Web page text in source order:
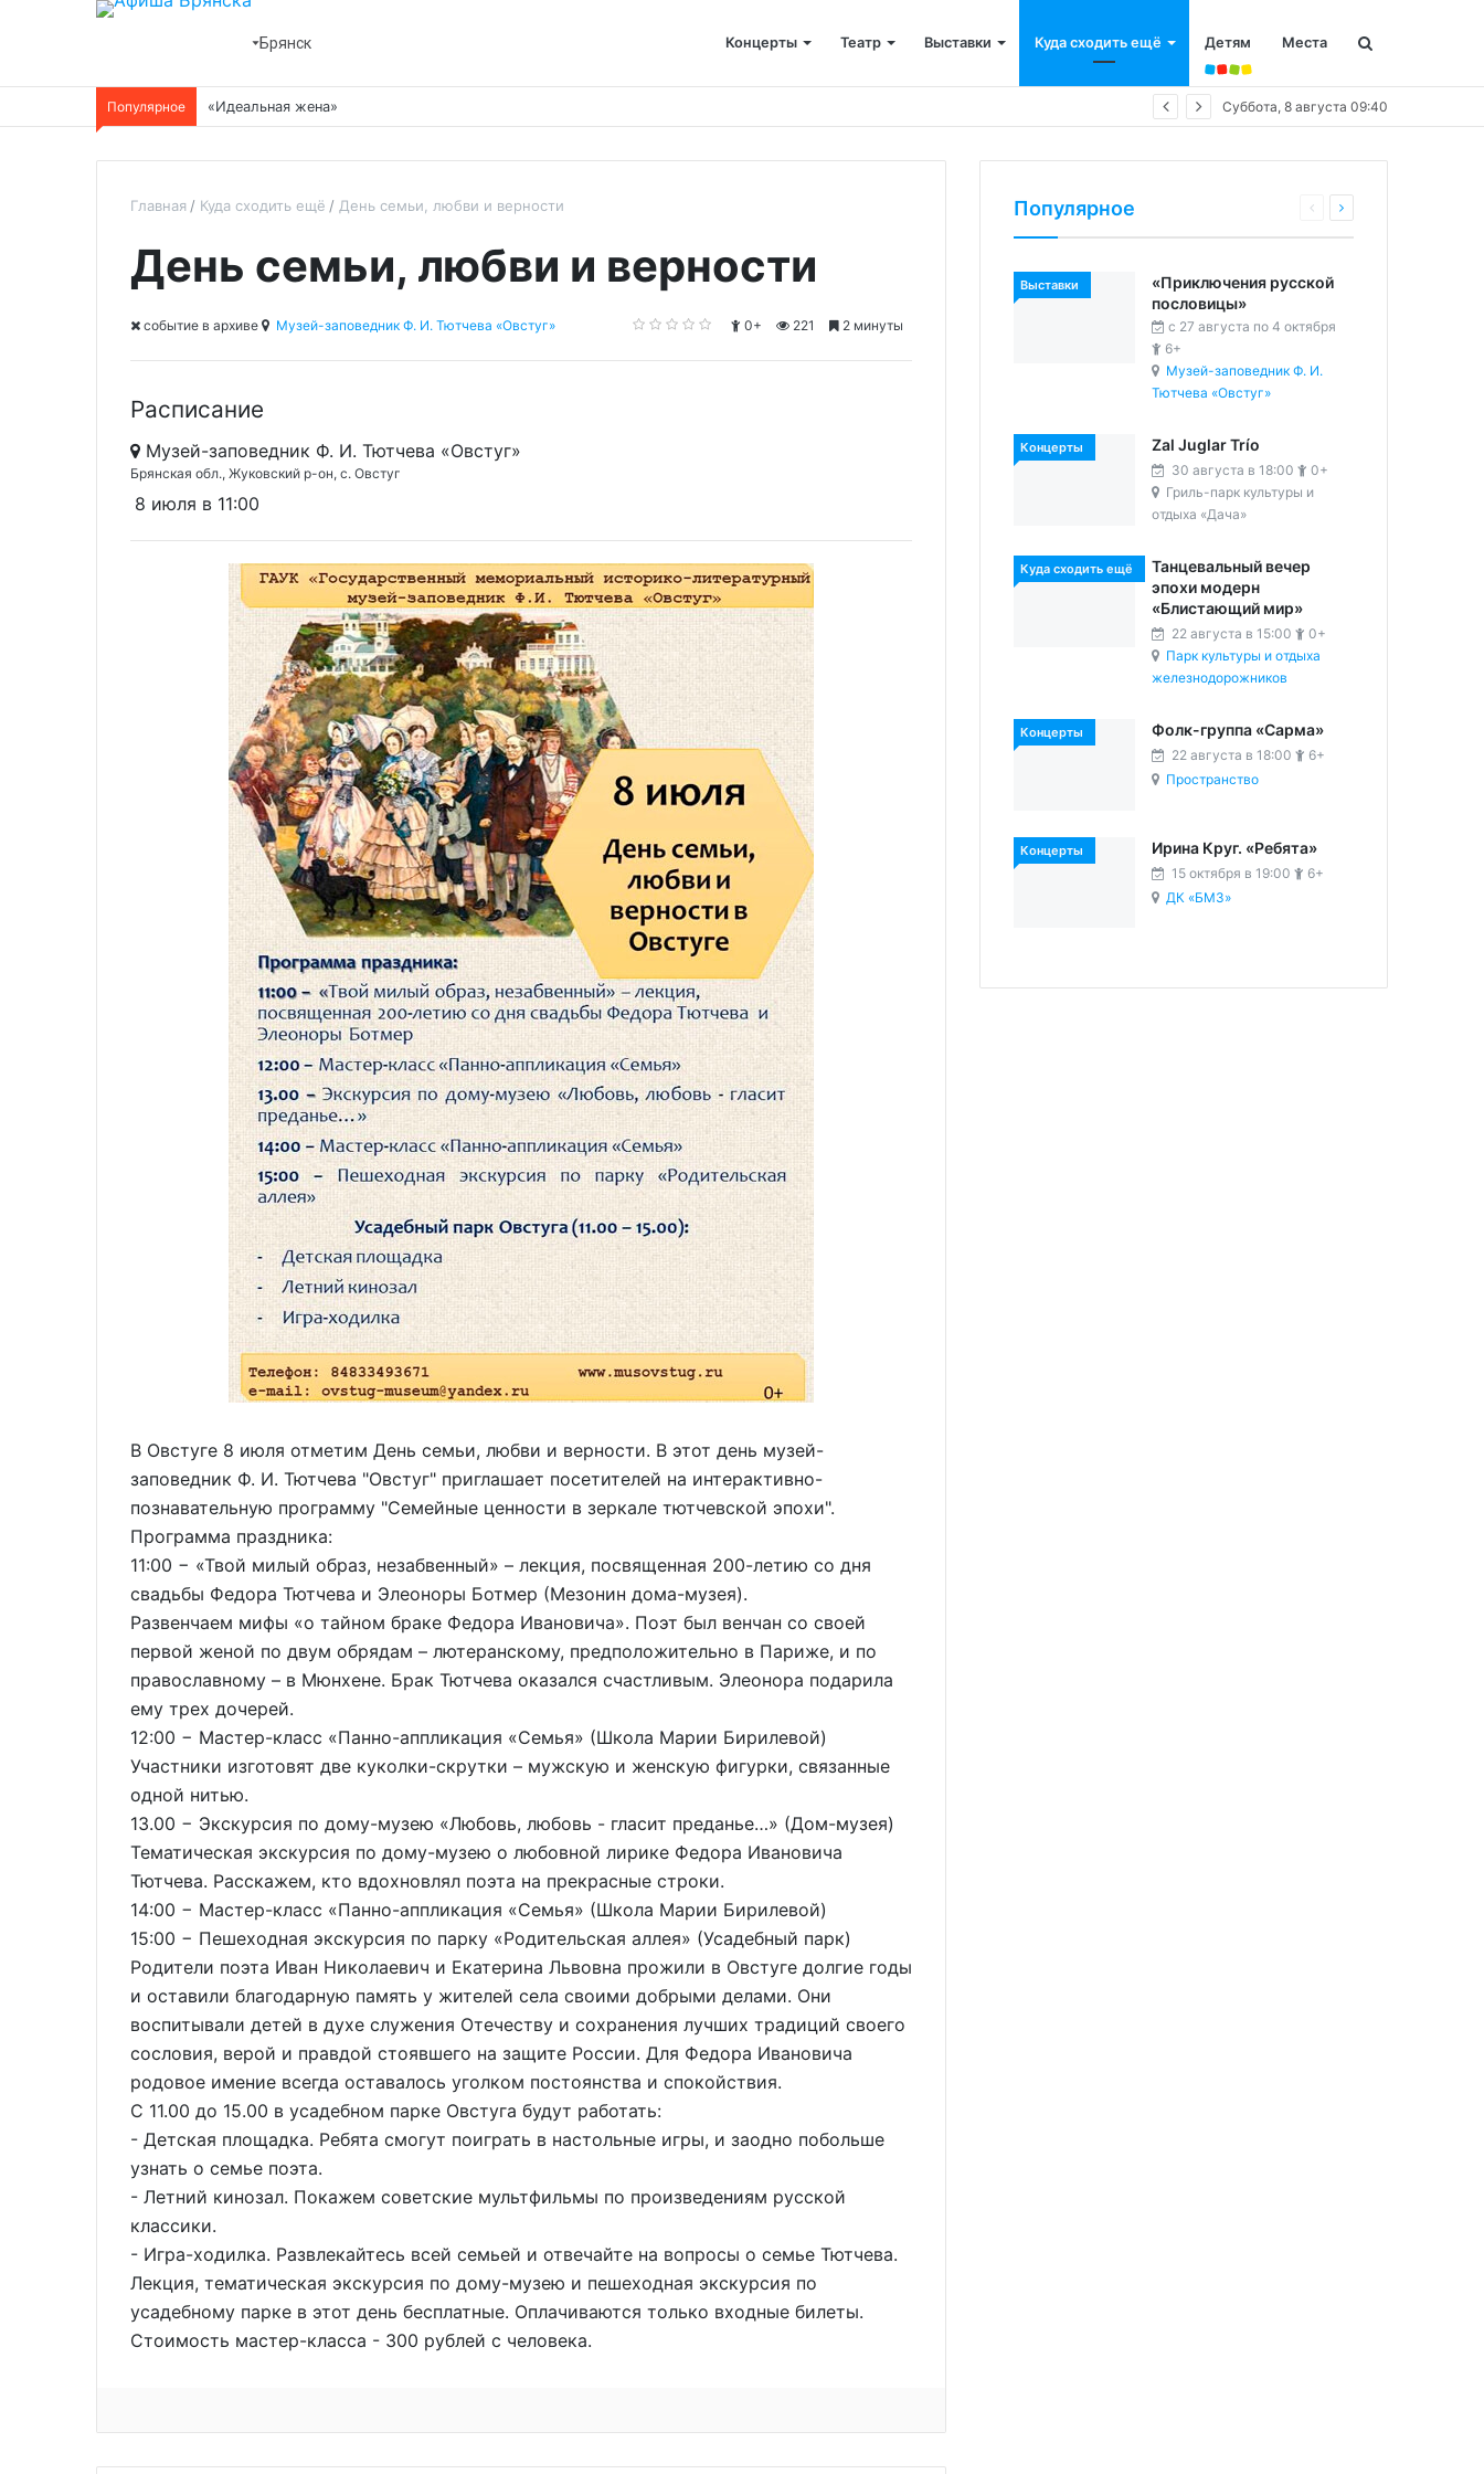
Брянск Концерты Театр Выставки Куда сходить ещё Детям Места
Популярное «Идеальная жена» Суббота, 8 августа 09:40
Главная Куда сходить ещё День семьи, любви и верности
День семьи, любви и верности
cобытие в архиве Музей-заповедник Ф. И. Тютчева «Овстуг» 0+ 221 2 минуты
Расписание
Музей-заповедник Ф. И. Тютчева «Овстуг»
Брянская обл., Жуковский р-он, с. Овстуг
8 июля в 11:00
В Овстуге 8 июля отметим День семьи, любви и верности. В этот день музей-
заповедник Ф. И. Тютчева "Овстуг" приглашает посетителей на интерактивно-
познавательную программу "Семейные ценности в зеркале тютчевской эпохи".
Программа праздника:
11:00 − «Твой милый образ, незабвенный» – лекция, посвященная 200-летию со дня
свадьбы Федора Тютчева и Элеоноры Ботмер (Мезонин дома-музея).
Развенчаем мифы «о тайном браке Федора Ивановича». Поэт был венчан со своей
первой женой по двум обрядам – лютеранскому, предположительно в Париже, и по
православному – в Мюнхене. Брак Тютчева оказался счастливым. Элеонора подарила
ему трех дочерей.
12:00 − Мастер-класс «Панно-аппликация «Семья» (Школа Марии Бирилевой)
Участники изготовят две куколки-скрутки – мужскую и женскую фигурки, связанные
одной нитью.
13.00 − Экскурсия по дому-музею «Любовь, любовь - гласит преданье…» (Дом-музея)
Тематическая экскурсия по дому-музею о любовной лирике Федора Ивановича
Тютчева. Расскажем, кто вдохновлял поэта на прекрасные строки.
14:00 − Мастер-класс «Панно-аппликация «Семья» (Школа Марии Бирилевой)
15:00 − Пешеходная экскурсия по парку «Родительская аллея» (Усадебный парк)
Родители поэта Иван Николаевич и Екатерина Львовна прожили в Овстуге долгие годы
и оставили благодарную память у жителей села своими добрыми делами. Они
воспитывали детей в духе служения Отечеству и сохранения лучших традиций своего
сословия, верой и правдой стоявшего на защите России. Для Федора Ивановича
родовое имение всегда оставалось уголком постоянства и спокойствия.
С 11.00 до 15.00 в усадебном парке Овстуга будут работать:
- Детская площадка. Ребята смогут поиграть в настольные игры, и заодно побольше
узнать о семье поэта.
- Летний кинозал. Покажем советские мультфильмы по произведениям русской
классики.
- Игра-ходилка. Развлекайтесь всей семьей и отвечайте на вопросы о семье Тютчева.
Лекция, тематическая экскурсия по дому-музею и пешеходная экскурсия по
усадебному парке в этот день бесплатные. Оплачиваются только входные билеты.
Стоимость мастер-класса - 300 рублей с человека.
Популярное
Выставки
«Приключения русской
пословицы»
c 27 августа по 4 октября
6+
Музей-заповедник Ф. И.
Тютчева «Овстуг»
Концерты Zal Juglar Trío
30 августа в 18:00
0+
Гриль-парк культуры и
отдыха «Дача»
Куда сходить ещё
Танцевальный вечер
эпохи модерн
«Блистающий мир»
22 августа в 15:00
0+
Парк культуры и отдыха
железнодорожников
Концерты Фолк-группа «Сарма»
22 августа в 18:00
6+
Пространство
Концерты Ирина Круг. «Ребята»
15 октября в 19:00
6+
ДК «БМЗ»